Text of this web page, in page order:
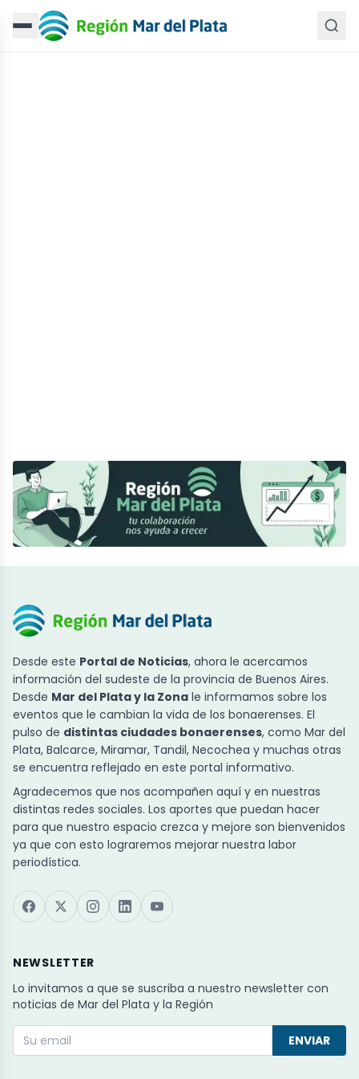
Desde este Portal de Noticias, ahora le acercamos
información del sudeste de la provincia de Buenos Aires.
Desde Mar del Plata y la Zona le informamos sobre los
eventos que le cambian la vida de los bonaerenses. El
pulso de distintas ciudades bonaerenses, como Mar del
Plata, Balcarce, Miramar, Tandil, Necochea y muchas otras
se encuentra reflejado en este portal informativo.
Agradecemos que nos acompañen aquí y en nuestras
distintas redes sociales. Los aportes que puedan hacer
para que nuestro espacio crezca y mejore son bienvenidos
ya que con esto lograremos mejorar nuestra labor
periodística.
NEWSLETTER
Lo invitamos a que se suscriba a nuestro newsletter con
noticias de Mar del Plata y la Región
ENVIAR